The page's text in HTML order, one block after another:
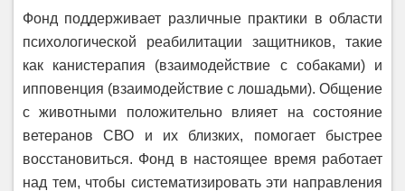
Фонд поддерживает различные практики в области
психологической реабилитации защитников, такие
как канистерапия (взаимодействие с собаками) и
ипповенция (взаимодействие с лошадьми). Общение
с животными положительно влияет на состояние
ветеранов СВО и их близких, помогает быстрее
восстановиться. Фонд в настоящее время работает
над тем, чтобы систематизировать эти направления